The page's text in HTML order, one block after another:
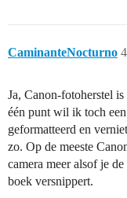
CaminanteNocturno 4
Ja, Canon-fotoherstel
één punt wil ik toch
geformatteerd en
zo. Op de meeste
camera meer alsof je
boek versnippert.